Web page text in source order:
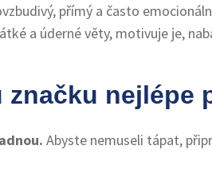
přímý a často
a úderné věty, motivuje je,
značku nejlépe
Abyste nemuseli tápat,